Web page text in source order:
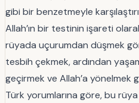
gibi bir benzetmeyle
Allah’ın bir testinin işareti
rüyada uçurumdan düşmek
tesbih çekmek, ardından
geçirmek ve Allah’a yönelmek
Türk yorumlarına göre, bu